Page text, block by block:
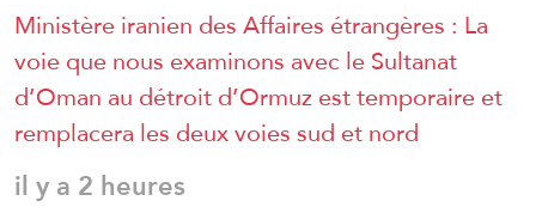
Ministère iranien des Affaires étrangères : La
voie que nous examinons avec le Sultanat
d’Oman au détroit d’Ormuz est temporaire et
remplacera les deux voies sud et nord
il y a 2 heures